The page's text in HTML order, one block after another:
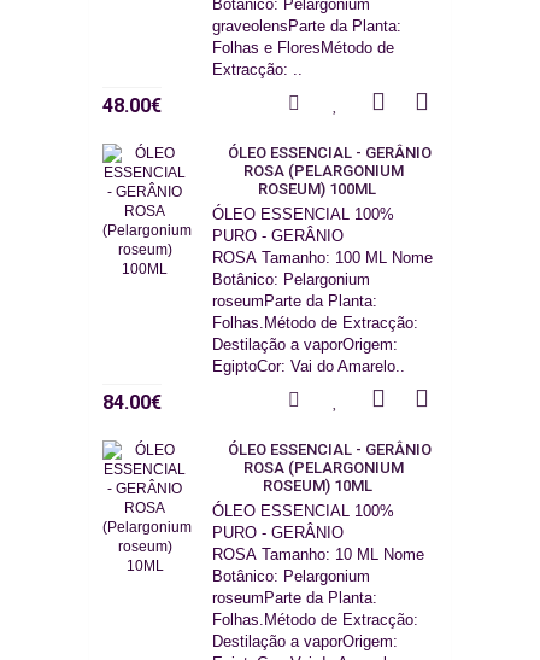
Botânico: Pelargonium
graveolensParte da Planta:
Folhas e FloresMétodo de
Extracção: ..
48.00€
ÓLEO ESSENCIAL - GERÂNIO
ROSA (PELARGONIUM
ROSEUM) 100ML
ÓLEO ESSENCIAL 100%
PURO - GERÂNIO
ROSA Tamanho: 100 ML Nome
Botânico: Pelargonium
roseumParte da Planta:
Folhas.Método de Extracção:
Destilação a vaporOrigem:
EgiptoCor: Vai do Amarelo..
84.00€
ÓLEO ESSENCIAL - GERÂNIO
ROSA (PELARGONIUM
ROSEUM) 10ML
ÓLEO ESSENCIAL 100%
PURO - GERÂNIO
ROSA Tamanho: 10 ML Nome
Botânico: Pelargonium
roseumParte da Planta:
Folhas.Método de Extracção:
Destilação a vaporOrigem: